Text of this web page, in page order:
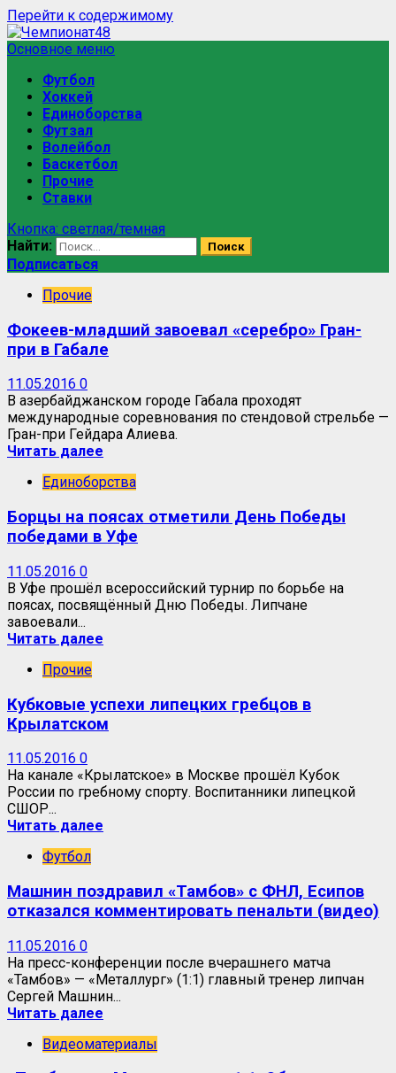
Перейти к содержимому
Основное меню
Футбол
Хоккей
Единоборства
Футзал
Волейбол
Баскетбол
Прочие
Ставки
Кнопка: светлая/темная
Найти:
Подписаться
Прочие
Фокеев-младший завоевал «серебро» Гран-
при в Габале
11.05.2016 0
В азербайджанском городе Габала проходят
международные соревнования по стендовой стрельбе —
Гран-при Гейдара Алиева.
Читать далее
Единоборства
Борцы на поясах отметили День Победы
победами в Уфе
11.05.2016 0
В Уфе прошёл всероссийский турнир по борьбе на
поясах, посвящённый Дню Победы. Липчане
завоевали...
Читать далее
Прочие
Кубковые успехи липецких гребцов в
Крылатском
11.05.2016 0
На канале «Крылатское» в Москве прошёл Кубок
России по гребному спорту. Воспитанники липецкой
СШОР...
Читать далее
Футбол
Машнин поздравил «Тамбов» с ФНЛ, Есипов
отказался комментировать пенальти (видео)
11.05.2016 0
На пресс-конференции после вчерашнего матча
«Тамбов» — «Металлург» (1:1) главный тренер липчан
Сергей Машнин...
Читать далее
Видеоматериалы